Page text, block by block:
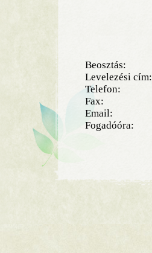
Beosztás:
Levelezési cím:
Telefon:
Fax:
Email:
Fogadóóra: